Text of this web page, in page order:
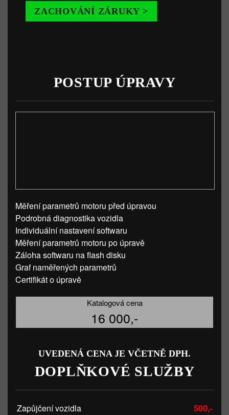
ZACHOVÁNÍ ZÁRUKY >
POSTUP ÚPRAVY
Měření parametrů motoru před úpravou
Podrobná diagnostika vozidla
Individuální nastavení softwaru
Měření parametrů motoru po úpravě
Záloha softwaru na flash disku
Graf naměřených parametrů
Certifikát o úpravě
Katalogová cena
16 000,-
UVEDENÁ CENA JE VČETNĚ DPH.
DOPLŇKOVÉ SLUŽBY
Zapůjčení vozidla 500,-